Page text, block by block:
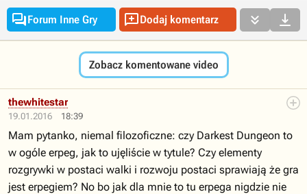
Forum Inne Gry Dodaj komentarz  
Zobacz komentowane video
19.01.2016 18:39
thewhitestar
Mam pytanko, niemal filozoficzne: czy Darkest Dungeon to
w ogóle erpeg, jak to ujęliście w tytule? Czy elementy
rozgrywki w postaci walki i rozwoju postaci sprawiają że gra
jest erpegiem? No bo jak dla mnie to tu erpega nigdzie nie